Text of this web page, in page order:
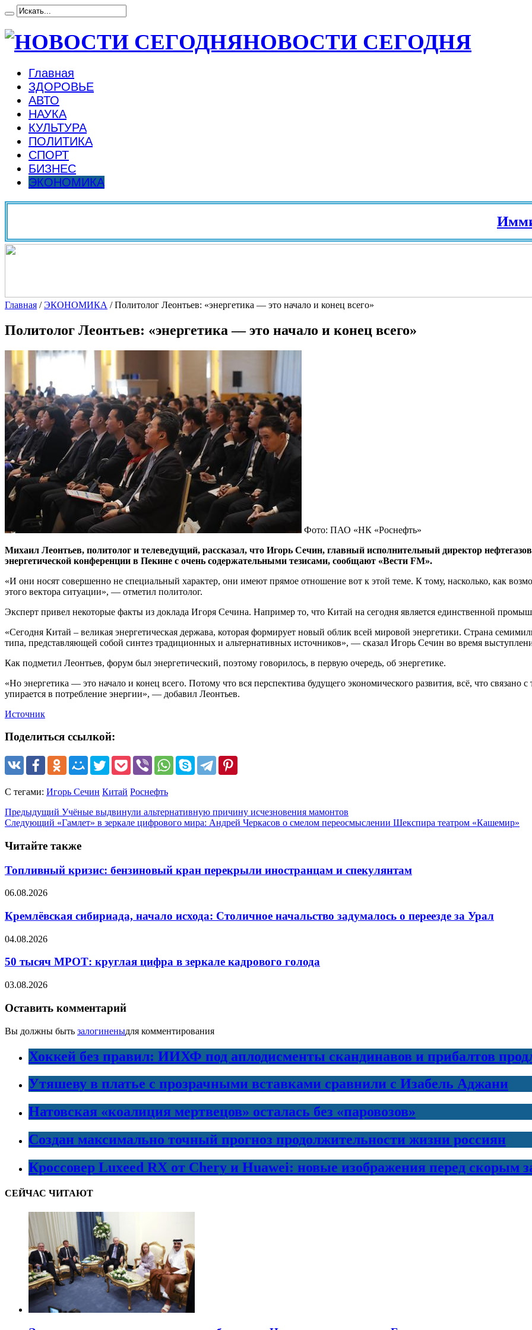
НОВОСТИ СЕГОДНЯ
Главная
ЗДОРОВЬЕ
АВТО
НАУКА
КУЛЬТУРА
ПОЛИТИКА
СПОРТ
БИЗНЕС
ЭКОНОМИКА
Главная /ЭКОНОМИКА /Политолог Леонтьев: «энергетика –– это начало и конец всего»
Политолог Леонтьев: «энергетика –– это начало и конец всего»
Фото: ПАО «НК «Роснефть»
Михаил Леонтьев, политолог и телеведущий, рассказал, что Игорь Сечин, главный исполнительный директор
энергетической конференции в Пекине с очень содержательными тезисами, сообщают «Вести FM».
«И они носят совершенно не специальный характер, они имеют прямое отношение вот к этой теме. К тому, насколько, как
этого вектора ситуации», — отметил политолог.
Эксперт привел некоторые факты из доклада Игоря Сечина. Например то, что Китай на сегодня является единственной
«Сегодня Китай – великая энергетическая держава, которая формирует новый облик всей мировой энергетики. Страна
типа, представляющей собой синтез традиционных и альтернативных источников», — сказал Игорь Сечин во время
Как подметил Леонтьев, форум был энергетический, поэтому говорилось, в первую очередь, об энергетике.
«Но энергетика –– это начало и конец всего. Потому что вся перспектива будущего экономического развития, всё, что
упирается в потребление энергии», — добавил Леонтьев.
Источник
Поделиться ссылкой:
С тегами: Игорь Сечин Китай Роснефть
Предыдущий Учёные выдвинули альтернативную причину исчезновения мамонтов
Следующий «Гамлет» в зеркале цифрового мира: Андрей Черкасов о смелом переосмыслении Шекспира театром «Кашемир»
Читайте также
Топливный кризис: бензиновый кран перекрыли иностранцам и спекулянтам
06.08.2026
Кремлёвская сибириада, начало исхода: Столичное начальство задумалось о переезде за Урал
04.08.2026
50 тысяч МРОТ: круглая цифра в зеркале кадрового голода
03.08.2026
Оставить комментарий
Вы должны быть залогиненыдля комментирования
Хоккей без правил: ИИХФ под аплодисменты скандинавов и прибалтов
Утяшеву в платье с прозрачными вставками сравнили с Изабель Аджани
Натовская «коалиция мертвецов» осталась без «паровозов»
Создан максимально точный прогноз продолжительности жизни россиян
Кроссовер Luxeed RX от Chery и Huawei: новые изображения перед скорым
СЕЙЧАС ЧИТАЮТ